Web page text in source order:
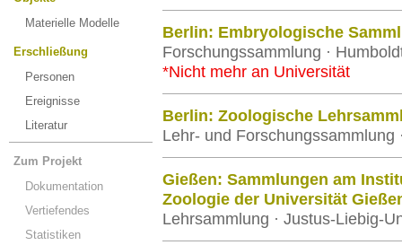
Materielle Modelle
Erschließung
Personen
Ereignisse
Literatur
Zum Projekt
Dokumentation
Vertiefendes
Statistiken
Berlin: Embryologische
Forschungssammlung ·
*Nicht mehr an Universität
Berlin: Zoologische
Lehr- und Forschungssammlung
Gießen: Sammlungen am
Zoologie der Universität
Lehrsammlung · Justus-Liebig-